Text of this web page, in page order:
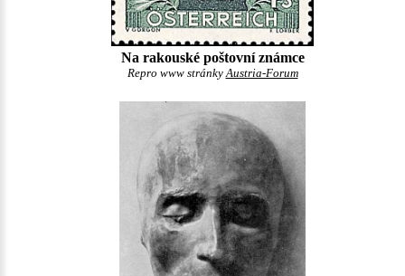
Na rakouské poštovní známce
Repro www stránkyAustria-Forum